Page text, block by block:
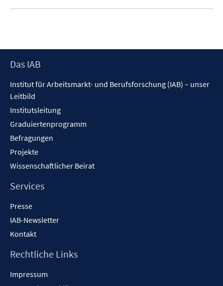
Footer
Das IAB
Institut für Arbeitsmarkt- und Berufsforschung (IAB) – unser
Leitbild
Institutsleitung
Graduiertenprogramm
Befragungen
Projekte
Wissenschaftlicher Beirat
Services
Presse
IAB-Newsletter
Kontakt
Rechtliche Links
Impressum